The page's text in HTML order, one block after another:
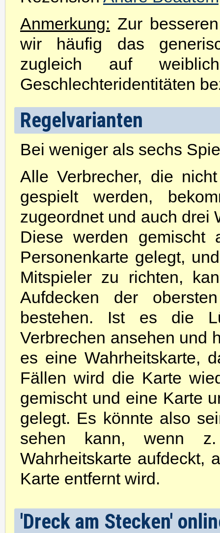
Anmerkung: Zur
wir häufig das
zugleich auf
Geschlechteridentitäten
Regelvarianten
Bei weniger als sechs
Alle Verbrecher, die
gespielt werden,
zugeordnet und auch drei
Diese werden gemischt
Personenkarte gelegt,
Mitspieler zu richten,
Aufdecken der
bestehen. Ist es die
Verbrechen ansehen und
es eine Wahrheitskarte,
Fällen wird die Karte
gemischt und eine Karte
gelegt. Es könnte also
sehen kann, wenn
Wahrheitskarte aufdeckt,
Karte entfernt wird.
'Dreck am Stecken'